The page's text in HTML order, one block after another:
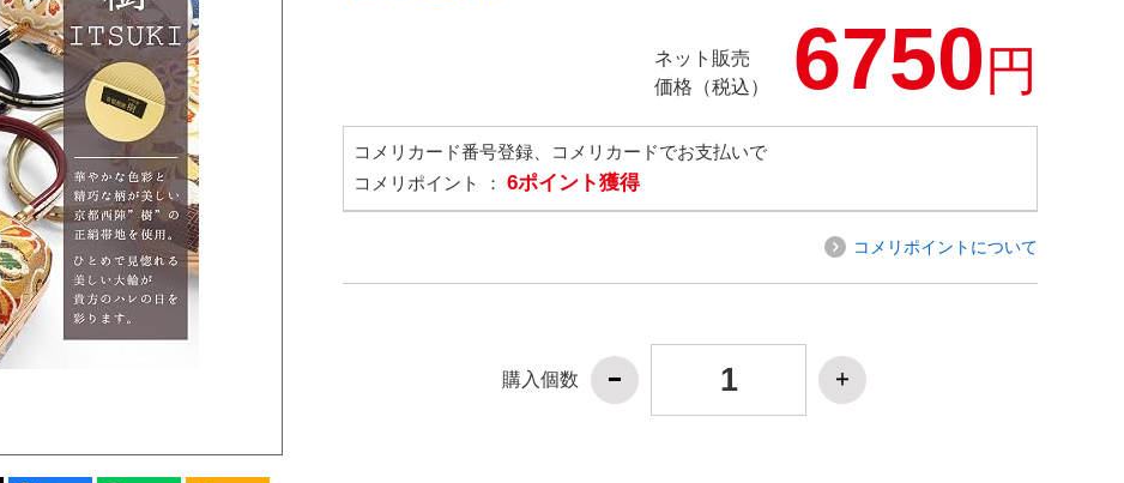
ネット販売
価格（税込）
6750円
コメリカード番号登録、コメリカードでお支払いで
コメリポイント ： 6ポイント獲得
コメリポイントについて
購入個数